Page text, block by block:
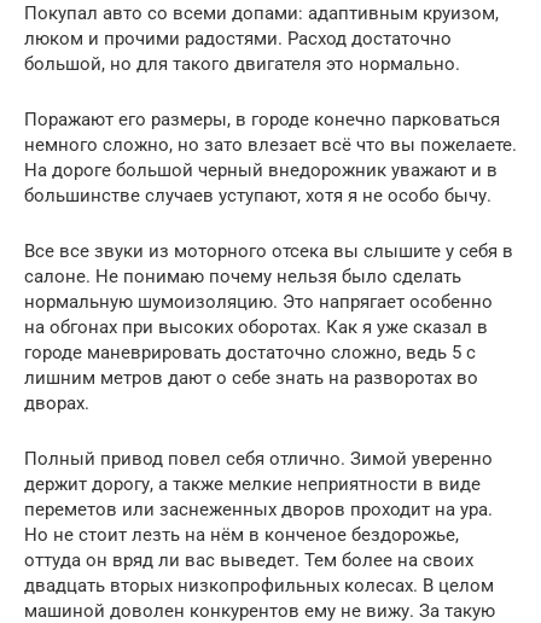
Покупал авто со всеми допами: адаптивным круизом,
люком и прочими радостями. Расход достаточно
большой, но для такого двигателя это нормально.
Поражают его размеры, в городе конечно парковаться
немного сложно, но зато влезает всё что вы пожелаете.
На дороге большой черный внедорожник уважают и в
большинстве случаев уступают, хотя я не особо бычу.
Все все звуки из моторного отсека вы слышите у себя в
салоне. Не понимаю почему нельзя было сделать
нормальную шумоизоляцию. Это напрягает особенно
на обгонах при высоких оборотах. Как я уже сказал в
городе маневрировать достаточно сложно, ведь 5 с
лишним метров дают о себе знать на разворотах во
дворах.
Полный привод повел себя отлично. Зимой уверенно
держит дорогу, а также мелкие неприятности в виде
переметов или заснеженных дворов проходит на ура.
Но не стоит лезть на нём в конченое бездорожье,
оттуда он вряд ли вас выведет. Тем более на своих
двадцать вторых низкопрофильных колесах. В целом
машиной доволен конкурентов ему не вижу. За такую